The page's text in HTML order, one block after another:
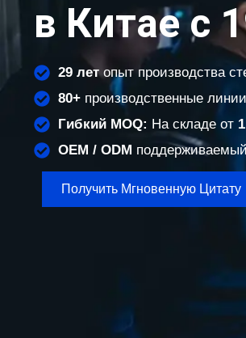
в Китае с
29 летопыт производства
80+ производственные
Гибкий MOQ: На складе от
OEM / ODM поддерживаемый
Получить Мгновенную Цитату